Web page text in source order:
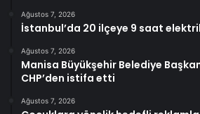
Ağustos 7, 2026
İstanbul’da 20 ilçeye 9 saat
Ağustos 7, 2026
Manisa Büyükşehir Belediye
CHP’den istifa etti
Ağustos 7, 2026